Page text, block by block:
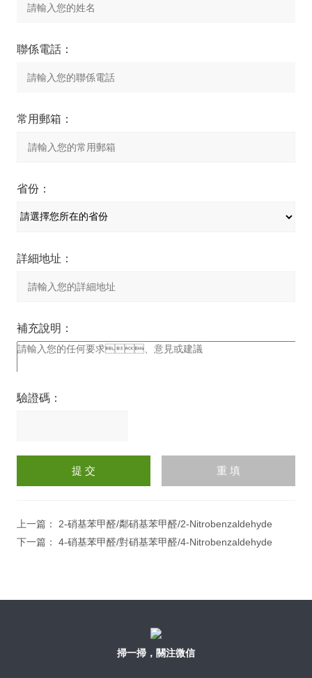
聯係電話：
常用郵箱：
省份：
詳細地址：
補充說明：
驗證碼：
上一篇： 2-硝基苯甲醛/鄰硝基苯甲醛/2-Nitrobenzaldehyde
下一篇： 4-硝基苯甲醛/對硝基苯甲醛/4-Nitrobenzaldehyde
掃一掃，關注微信